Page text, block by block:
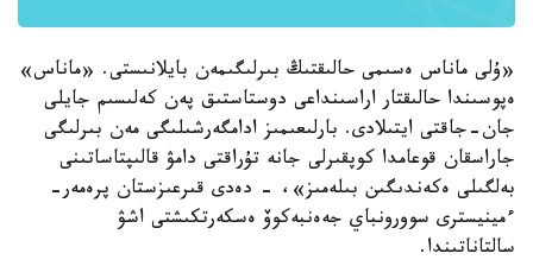
«ۇلى ماناس ەسىمى حالىقتىڭ بىرلىگىمەن بايلانىستى. «ماناس»
ەپوسىندا حالىقتار اراسىنداعى دوستاستىق پەن كەلىسىم جايلى
جان-جاقتى ايتىلادى. بارلىعىمىز ادامگەرشىلىگى مەن بىرلىگى
جاراسقان قوعامدا كوپقىرلى جانە تۇراقتى دامۋ قالىپتاساتىنى
بەلگىلى ەكەندىگىن بىلەمىز»، - دەدى قىرعىزستان پرەمەر-
ءمينيسترى سوورونباي جەەنبەكوۆ ەسكەرتكىشتى اشۋ
سالتاناتىندا.